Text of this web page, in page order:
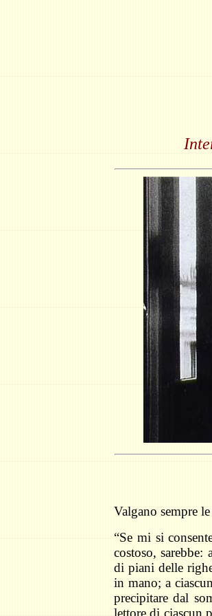
Valgano sempre
“Se mi si
costoso, sarebbe:
di piani delle
in mano; a
precipitare dal
lettore di ciascun